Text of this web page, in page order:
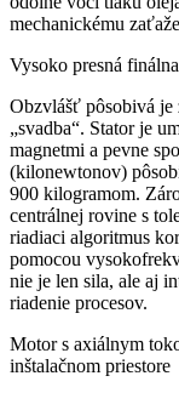
mechanickému
Vysoko presná
Obzvlášť pôsobivá je
„svadba“. Stator je
magnetmi a pevne
(kilonewtonov)
900 kilogramom.
centrálnej rovine s
riadiaci algoritmus
pomocou
nie je len sila, ale aj
riadenie procesov.
Motor s axiálnym
inštalačnom priestore